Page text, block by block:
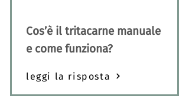
Cos’è il tritacarne manuale
e come funziona?
leggi la risposta